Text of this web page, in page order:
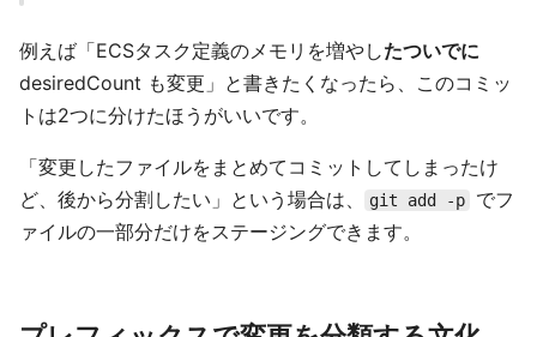
例えば「ECSタスク定義のメモリを増やしたついでに
desiredCount も変更」と書きたくなったら、このコミッ
トは2つに分けたほうがいいです。
「変更したファイルをまとめてコミットしてしまったけ
ど、後から分割したい」という場合は、
git add -p
でフ
ァイルの一部分だけをステージングできます。